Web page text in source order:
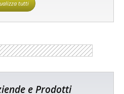
tutti
e Prodotti